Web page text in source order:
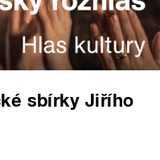
sbírky Jiřího